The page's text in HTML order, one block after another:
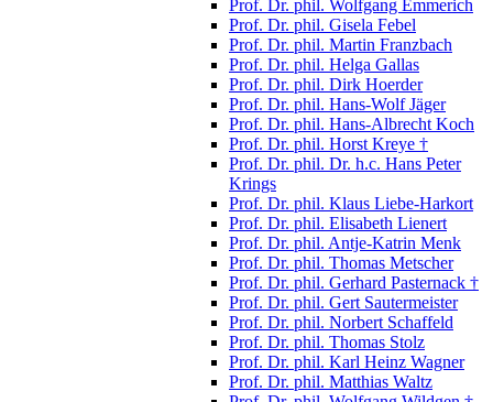
Prof. Dr. phil. Wolfgang Emmerich
Prof. Dr. phil. Gisela Febel
Prof. Dr. phil. Martin Franzbach
Prof. Dr. phil. Helga Gallas
Prof. Dr. phil. Dirk Hoerder
Prof. Dr. phil. Hans-Wolf Jäger
Prof. Dr. phil. Hans-Albrecht Koch
Prof. Dr. phil. Horst Kreye †
Prof. Dr. phil. Dr. h.c. Hans Peter
Krings
Prof. Dr. phil. Klaus Liebe-Harkort
Prof. Dr. phil. Elisabeth Lienert
Prof. Dr. phil. Antje-Katrin Menk
Prof. Dr. phil. Thomas Metscher
Prof. Dr. phil. Gerhard Pasternack †
Prof. Dr. phil. Gert Sautermeister
Prof. Dr. phil. Norbert Schaffeld
Prof. Dr. phil. Thomas Stolz
Prof. Dr. phil. Karl Heinz Wagner
Prof. Dr. phil. Matthias Waltz